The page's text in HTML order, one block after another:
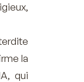
la
qui